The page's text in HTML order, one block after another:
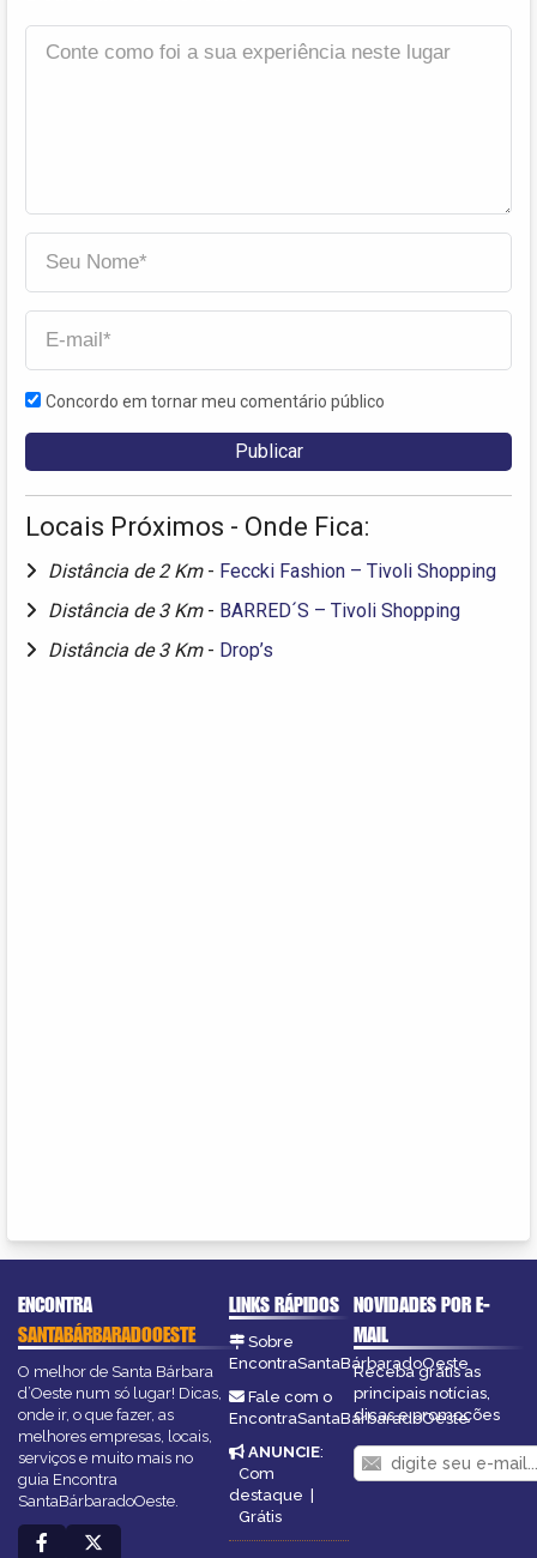
Concordo em tornar meu comentário público
Locais Próximos - Onde Fica:
Distância de 2 Km - Feccki Fashion – Tivoli Shopping
Distância de 3 Km - BARRED´S – Tivoli Shopping
Distância de 3 Km - Drop’s
ENCONTRA
SANTABÁRBARADOOESTE
O melhor de Santa Bárbara
d’Oeste num só lugar! Dicas,
onde ir, o que fazer, as
melhores empresas, locais,
serviços e muito mais no
guia Encontra
SantaBárbaradoOeste.
LINKS RÁPIDOS
Sobre
EncontraSantaBárbaradoOeste
Fale com o
EncontraSantaBárbaradoOeste
ANUNCIE:
Com
destaque |
Grátis
NOVIDADES POR E-
MAIL
Receba grátis as
principais notícias,
dicas e promoções